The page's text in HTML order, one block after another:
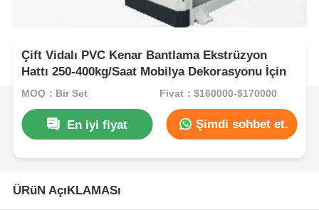
Çift Vidalı PVC Kenar Bantlama Ekstrüzyon
Hattı 250-400kg/Saat Mobilya Dekorasyonu İçin
MOQ：Bir Set Fiyat：$160000-$170000
En iyi fiyat Şimdi sohbet et.
ÜRüN AçıKLAMASı